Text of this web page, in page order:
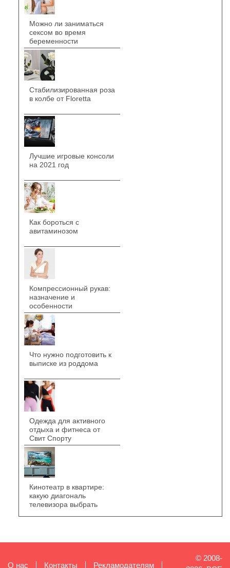
Можно ли заниматься
сексом во время
беременности
Стабилизированная роза
в колбе от Floretta
Лучшие игровые консоли
на 2021 год
Как бороться с
авитаминозом
Компрессионный рукав:
назначение и
особенности
Что нужно подготовить к
выписке из роддома
Одежда для активного
отдыха и фитнеса от
Свит Спорту
Кинотеатр в квартире:
какую диагональ
телевизора выбрать
О нас Контакты Рекламодателям
© 2008-